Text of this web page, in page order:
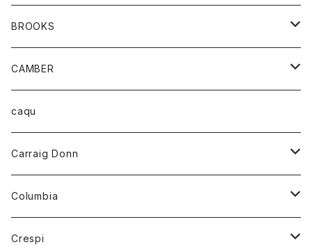
アンダーウェアー
カードホルダー
トップス
カーディガン
ボトム
オーバーオール
ショートパンツ
レディース
オーバーオール
カーディガン
シャツ
BROOKS
グッズ
靴
CAMBER
トップス
ハーフスリーブTシャツ
caqu
Carraig Donn
ニット
Columbia
アウター
Crespi